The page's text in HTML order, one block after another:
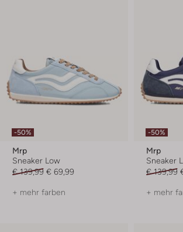
-50%
Mrp
Sneaker Low
€ 139,99 € 69,99
+ mehr farben
-50%
Mrp
Sneaker
€ 139,99
+ mehr